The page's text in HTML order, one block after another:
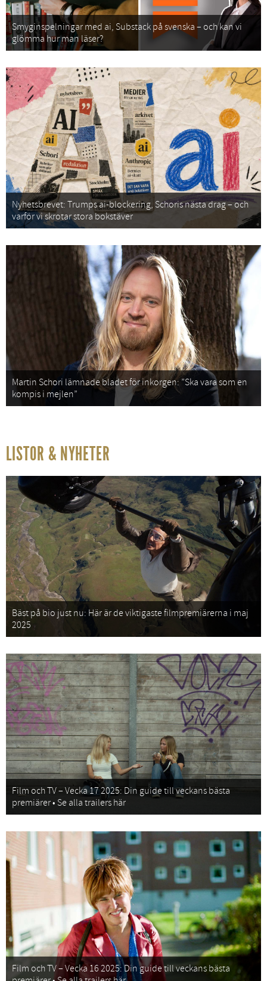
Smyginspelningar med ai, Substack på svenska – och kan vi
glömma hur man läser?
Nyhetsbrevet: Trumps ai-blockering, Schoris nästa drag – och
varför vi skrotar stora bokstäver
Martin Schori lämnade bladet för inkorgen: ”Ska vara som en
kompis i mejlen”
LISTOR & NYHETER
Bäst på bio just nu: Här är de viktigaste filmpremiärerna i maj
2025
Film och TV – Vecka 17 2025: Din guide till veckans bästa
premiärer • Se alla trailers här
Film och TV – Vecka 16 2025: Din guide till veckans bästa